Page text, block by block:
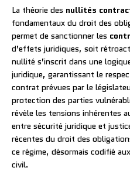
La théorie des nullités
fondamentaux du droit des
permet de sanctionner les
d’effets juridiques, soit
nullité s’inscrit dans une
juridique, garantissant le
contrat prévues par le
protection des parties
révèle les tensions inhérentes
entre sécurité juridique et
récentes du droit des
ce régime, désormais codifié
civil.